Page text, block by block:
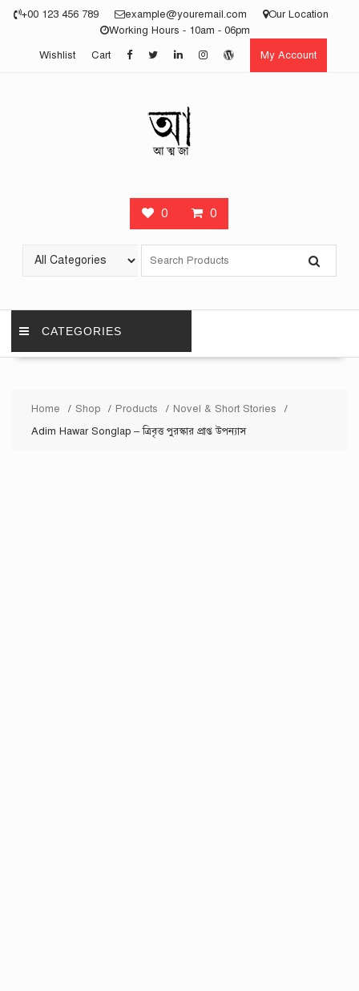
Skip+00 123 456 789 example@youremail.com
Our Location
Working Hours - 10am - 06pm
Wishlist
Cart My Account
0 0
CATEGORIES
Home Shop Products
Novel & Short Stories
Adim Hawar Songlap – ত্রিবৃত্ত পুরস্কার প্রাপ্ত উপন্যাস